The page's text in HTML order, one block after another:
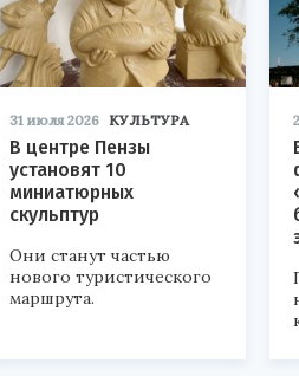
31 июля 2026 КУЛЬТУРА
В центре Пензы
установят 10
миниатюрных
скульптур
Они станут частью
нового туристического
маршрута.